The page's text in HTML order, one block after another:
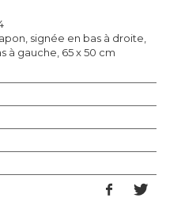
signée en bas à droite,
à gauche, 65 x 50 cm